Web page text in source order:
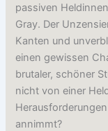
passiven
Gray. Der
Kanten und
einen gewissen
brutaler, schöner
nicht von einer
annimmt?